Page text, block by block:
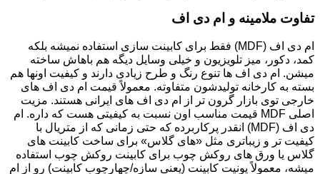
تفاوت ملامینه و ام دی اف
ام دی اف (MDF) فقط برای کابینت سازی استفاده نمیشه بلکه
کمد، دکور، میز تلویزیون و خیلی وسایل دیگه هم باهاش ساخته
میشن. ام دی اف ها تنوع رنگ و طرح زیادی دارند و کیفیت اونها هم
بسته به کارخانه تولیدشون متفاوته. معمولاً قیمت ام دی اف های
خارجی توی بازار گرون تر از ام دی اف های ایرانی هستند. مزیت
اصلی MDF قیمت مناسب اون نسبت به کیفیتی هست که داره. ام
دی اف (MDF) انقدر پرکاربرده که حتی زمانی که از متریال با
کیفیت تر و زیباتری مثل «های گلاس» برای ساخت کابینت های
گلاس یا ورق های روکش چوب برای کابینت روکش چوب استفاده
میشه، معمولاً یونیت کابینت (یعنی سازه/چهارچوب کابینت) رو از ام